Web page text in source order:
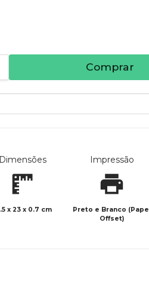
Comprar
Dimensões
x 23 x 0.7 cm
Impressão
Preto e Branco (Papel
Offset)